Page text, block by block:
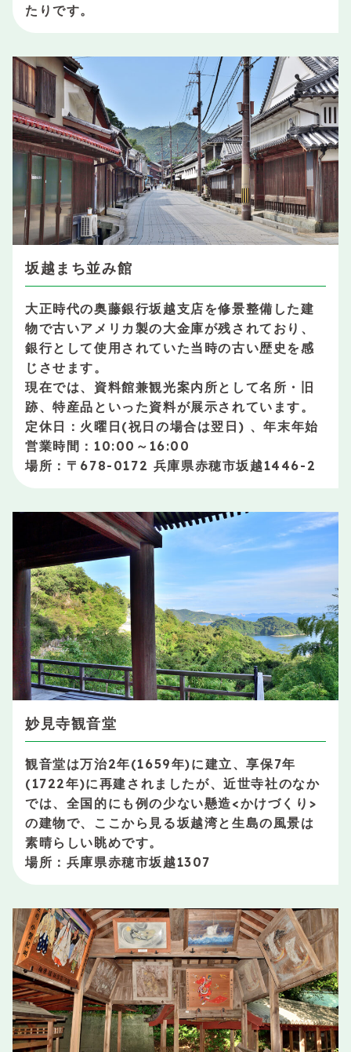
たりです。
坂越まち並み館
大正時代の奥藤銀行坂越支店を修景整備した建
物で古いアメリカ製の大金庫が残されており、
銀行として使用されていた当時の古い歴史を感
じさせます。
現在では、資料館兼観光案内所として名所・旧
跡、特産品といった資料が展示されています。
定休日：火曜日(祝日の場合は翌日) 、年末年始
営業時間：10:00～16:00
場所：〒678-0172 兵庫県赤穂市坂越1446-2
妙見寺観音堂
観音堂は万治2年(1659年)に建立、享保7年
(1722年)に再建されましたが、近世寺社のなか
では、全国的にも例の少ない懸造<かけづくり>
の建物で、ここから見る坂越湾と生島の風景は
素晴らしい眺めです。
場所：兵庫県赤穂市坂越1307